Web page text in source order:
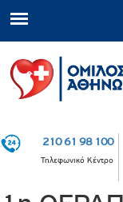
210 61 98 100
Τηλεφωνικό Κέντρο